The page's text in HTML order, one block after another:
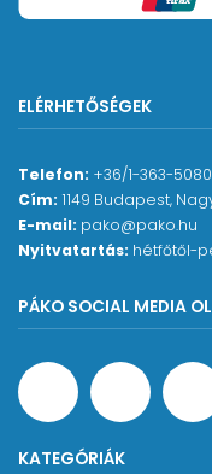
ELÉRHETŐSÉGEK
Telefon: +36/1-363-5080
Cím: 1149 Budapest,
E-mail: pako@pako.hu
Nyitvatartás: hétfőtől-
PÁKO SOCIAL MEDIA
KATEGÓRIÁK